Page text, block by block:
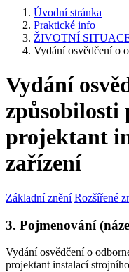
Úvodní stránka
Praktické info
ŽIVOTNÍ
Vydání osvědčení o
Vydání
způsobilosti
projektant
zařízení
Základní znění Rozšířené
3. Pojmenování
Vydání osvědčení o
projektant instalací